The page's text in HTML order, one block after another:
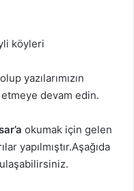
köyleri
yazılarımızın
devam edin.
okumak için gelen
yapılmıştır.Aşağıda